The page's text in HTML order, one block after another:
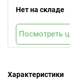
Характеристики
Нет на складе
Посмотреть